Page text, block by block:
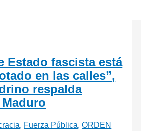
Estado fascista está
en las calles”,
respalda
, Fuerza Pública,ORDEN